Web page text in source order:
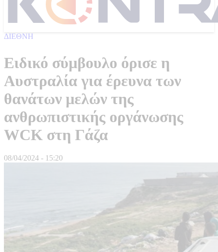
ΔΙΕΘΝΗ
Ειδικό σύμβουλο όρισε η
Αυστραλία για έρευνα των
θανάτων μελών της
ανθρωπιστικής οργάνωσης
WCK στη Γάζα
08/04/2024 - 15:20